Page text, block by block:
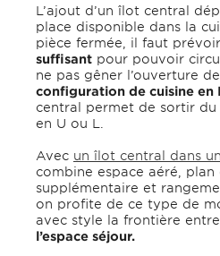
L’ajout d’un îlot central
place disponible dans la
pièce fermée, il faut prévoir
suffisant pour pouvoir
ne pas gêner l’ouverture
configuration de cuisine en
central permet de sortir du
en U ou L.
Avec un îlot central dans
combine espace aéré, plan
supplémentaire et
on profite de ce type de
avec style la frontière entre
l’espace séjour.